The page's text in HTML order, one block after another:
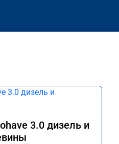
3.0 дизель и